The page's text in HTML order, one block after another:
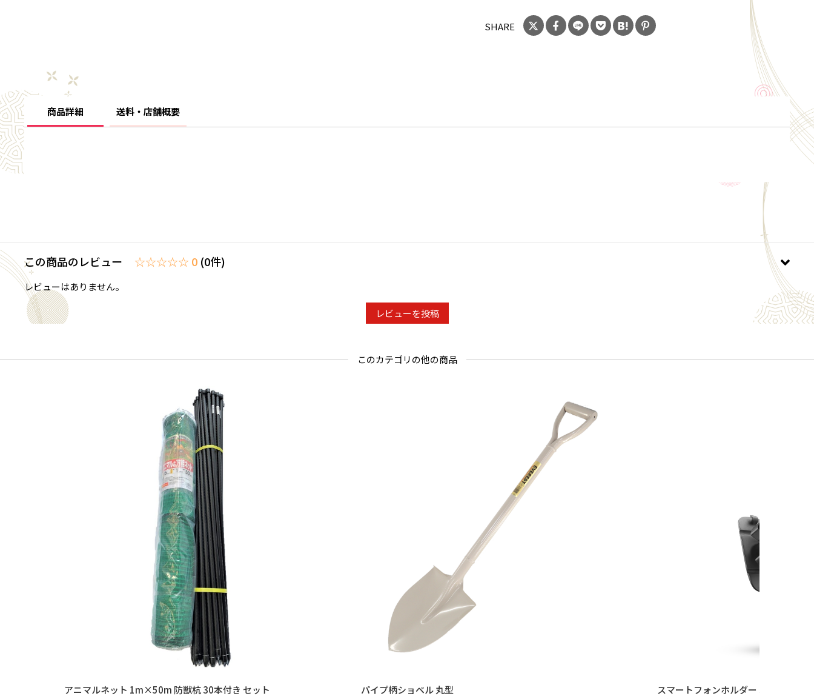
SHARE
商品詳細 送料・店舗概要
この商品のレビュー ☆☆☆☆☆ 0 (0件)
レビューはありません。
レビューを投稿
このカテゴリの他の商品
アニマルネット 1m×50m 防獣杭 30本付き セット パイプ柄ショベル 丸型
スマートフォンホルダー 3M貼付タ